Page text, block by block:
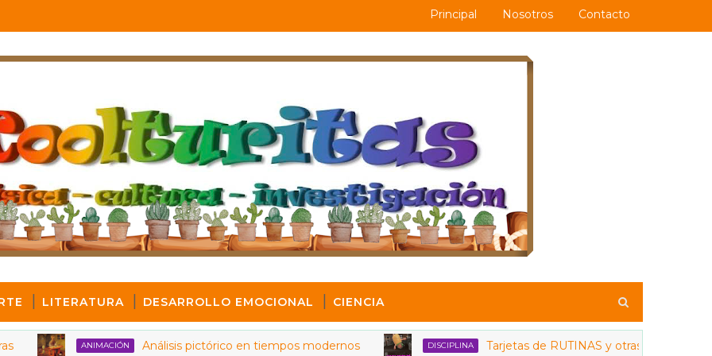
Principal Nosotros Contacto
LITERATURA DESARROLLO EMOCIONAL CIENCIA
ANIMACIÓN Análisis pictórico en tiempos modernos DISCIPLINA Tarjetas de RUTINAS y otras curiosidades